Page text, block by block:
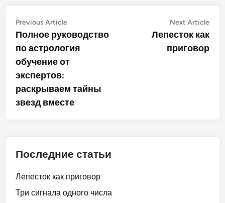
Post
navigation
Previous ArticlePrevious
article:
Полное руководство
по астрология
обучение от
экспертов:
раскрываем тайны
звезд вместе
Next Article
Лепесток как
приговор
Последние статьи
Лепесток как приговор
Три сигнала одного числа